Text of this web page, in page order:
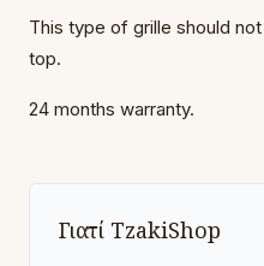
This type of grille should
top.
24 months warranty.
Γιατί TzakiShop